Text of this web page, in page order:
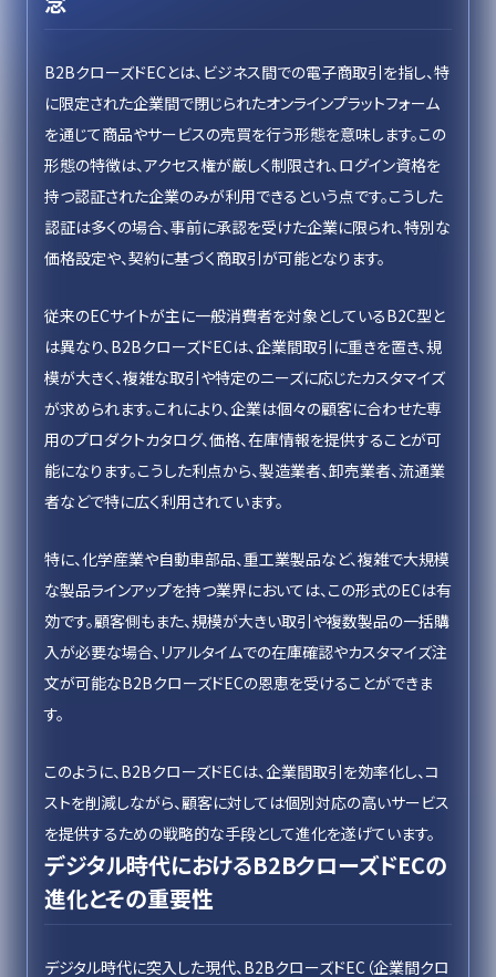
B2BクローズドECとは、ビジネス間での電子商取引を指し、特
に限定された企業間で閉じられたオンラインプラットフォーム
を通じて商品やサービスの売買を行う形態を意味します。この
形態の特徴は、アクセス権が厳しく制限され、ログイン資格を
持つ認証された企業のみが利用できるという点です。こうした
認証は多くの場合、事前に承認を受けた企業に限られ、特別な
価格設定や、契約に基づく商取引が可能となります。
従来のECサイトが主に一般消費者を対象としているB2C型と
は異なり、B2BクローズドECは、企業間取引に重きを置き、規
模が大きく、複雑な取引や特定のニーズに応じたカスタマイズ
が求められます。これにより、企業は個々の顧客に合わせた専
用のプロダクトカタログ、価格、在庫情報を提供することが可
能になります。こうした利点から、製造業者、卸売業者、流通業
者などで特に広く利用されています。
特に、化学産業や自動車部品、重工業製品など、複雑で大規模
な製品ラインアップを持つ業界においては、この形式のECは有
効です。顧客側もまた、規模が大きい取引や複数製品の一括購
入が必要な場合、リアルタイムでの在庫確認やカスタマイズ注
文が可能なB2BクローズドECの恩恵を受けることができま
す。
このように、B2BクローズドECは、企業間取引を効率化し、コ
ストを削減しながら、顧客に対しては個別対応の高いサービス
を提供するための戦略的な手段として進化を遂げています。
デジタル時代におけるB2BクローズドECの
進化とその重要性
デジタル時代に突入した現代、B2BクローズドEC（企業間クロ